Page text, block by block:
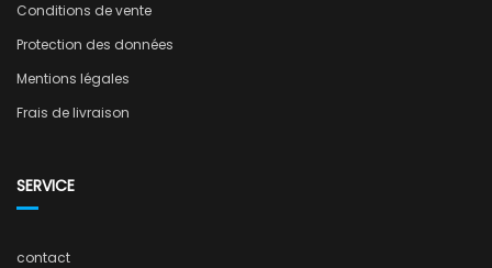
Conditions de vente
Protection des données
Mentions légales
Frais de livraison
SERVICE
contact